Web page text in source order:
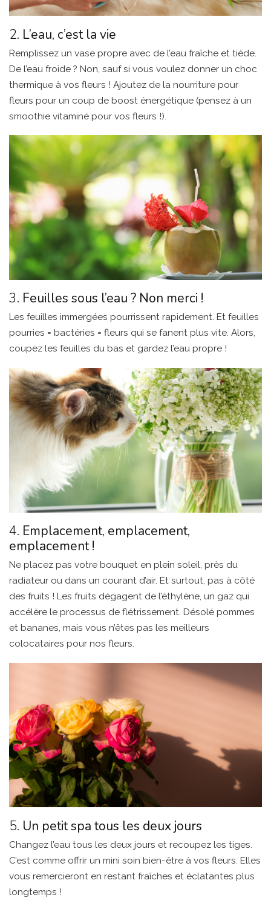
2. L’eau, c’est la vie
Remplissez un vase propre avec de l’eau fraîche et tiède.
De l’eau froide ? Non, sauf si vous voulez donner un choc
thermique à vos fleurs ! Ajoutez de la nourriture pour
fleurs pour un coup de boost énergétique (pensez à un
smoothie vitaminé pour vos fleurs !).
3. Feuilles sous l’eau ? Non merci !
Les feuilles immergées pourrissent rapidement. Et feuilles
pourries = bactéries = fleurs qui se fanent plus vite. Alors,
coupez les feuilles du bas et gardez l’eau propre !
4. Emplacement, emplacement,
emplacement !
Ne placez pas votre bouquet en plein soleil, près du
radiateur ou dans un courant d’air. Et surtout, pas à côté
des fruits ! Les fruits dégagent de l’éthylène, un gaz qui
accélère le processus de flétrissement. Désolé pommes
et bananes, mais vous n’êtes pas les meilleurs
colocataires pour nos fleurs.
5. Un petit spa tous les deux jours
Changez l’eau tous les deux jours et recoupez les tiges.
C’est comme offrir un mini soin bien-être à vos fleurs. Elles
vous remercieront en restant fraîches et éclatantes plus
longtemps !